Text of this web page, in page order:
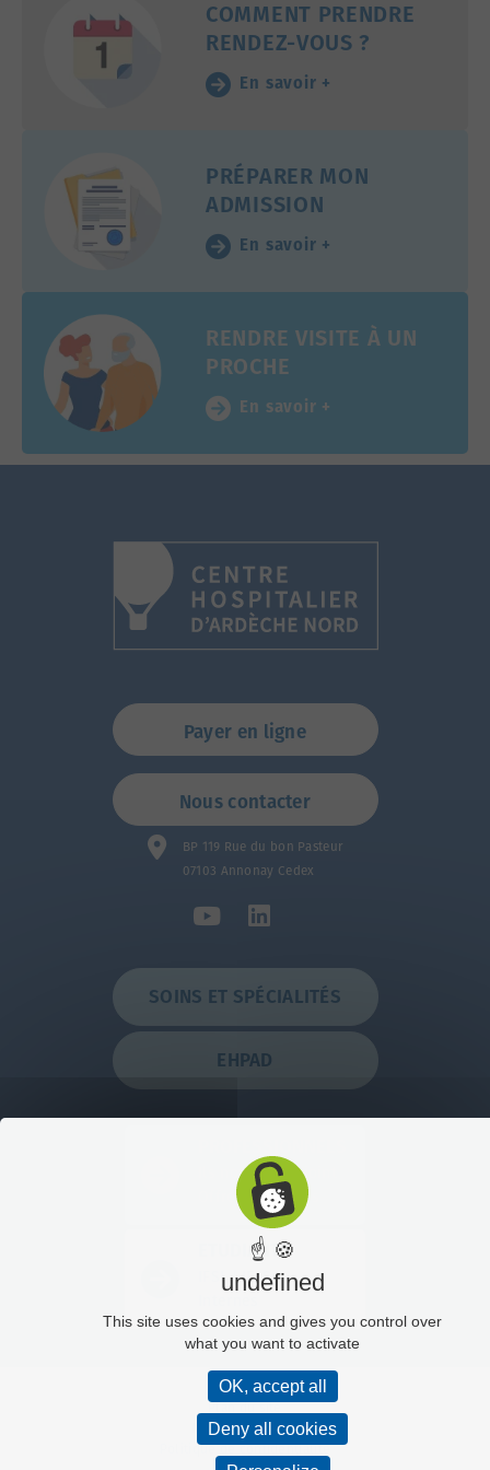
COMMENT PRENDRE
RENDEZ-VOUS ?
En savoir +
PRÉPARER MON
ADMISSION
En savoir +
RENDRE VISITE À UN
PROCHE
En savoir +
Payer en ligne
Nous contacter
BP 119 Rue du bon Pasteur
07103 Annonay Cedex
SOINS ET SPÉCIALITÉS
EHPAD
Ils nous ont rejoint
Offres d'emplois
ETUDIANTS
IFSI / IFAS
Mentions légales
Politique de confidentialité
☝ 🍪
undefined
This site uses cookies and gives you control over
what you want to activate
OK, accept all
Deny all cookies